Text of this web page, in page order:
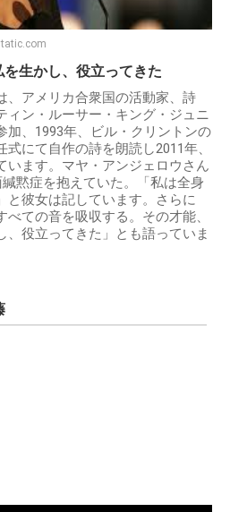
生かし、役立ってきた
、アメリカ合衆国の活動家、詩
ィン・ルーサー・キング・ジュニ
加、1993年、ビル・クリントンの
にて自作の詩を朗読し2011年、
います。マヤ・アンジェロウさん
黙症を抱えていた。「私は全身
と彼女は記しています。さらに
べての音を吸収する。その才能、
、役立ってきた」とも語っていま